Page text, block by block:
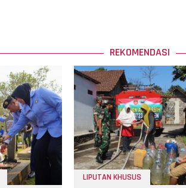
REKOMENDASI
LIPUTAN KHUSUS